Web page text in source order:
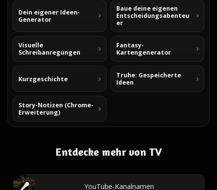
Dein eigener Ideen-
Generator
Baue deine eigenen
Entscheidungsabenteu
er
Visuelle
Schreibanregungen
Fantasy-
Kartengenerator
Kurzgeschichte
Truhe: Gespeicherte
Ideen
Story-Notizen (Chrome-
Erweiterung)
Entdecke mehr von TV
YouTube-Kanalnamen